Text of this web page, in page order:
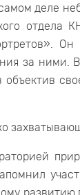
деле
Он
за ними.